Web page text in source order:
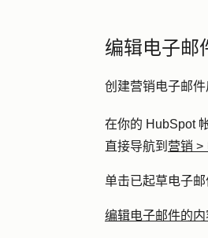
编辑电子邮
创建营销电子邮
在你的 HubSpot
直接导航到 营销 >
单击已起草电子邮
编辑电子邮件的